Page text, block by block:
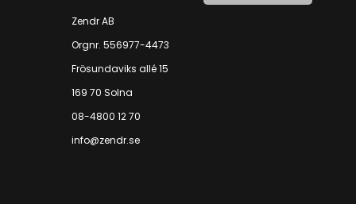
Norwegian
Zendr AB
Orgnr. 556977-4473
Frösundaviks allé 15
169 70 Solna
08-4800 12 70
info@zendr.se